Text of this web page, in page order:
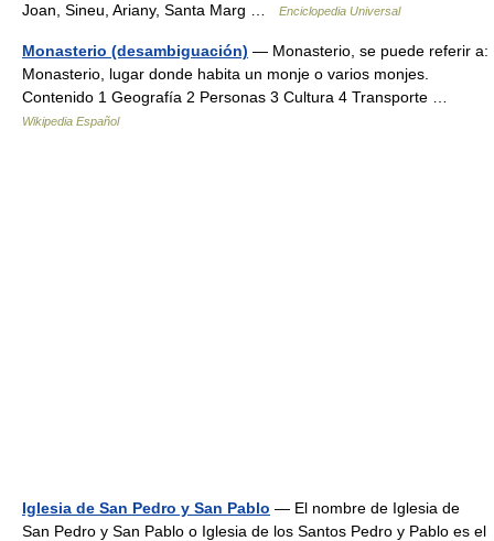
Joan, Sineu, Ariany, Santa Marg …
Enciclopedia Universal
Monasterio (desambiguación) — Monasterio, se puede referir a:
Monasterio, lugar donde habita un monje o varios monjes.
Contenido 1 Geografía 2 Personas 3 Cultura 4 Transporte …
Wikipedia Español
Iglesia de San Pedro y San Pablo — El nombre de Iglesia de
San Pedro y San Pablo o Iglesia de los Santos Pedro y Pablo es el